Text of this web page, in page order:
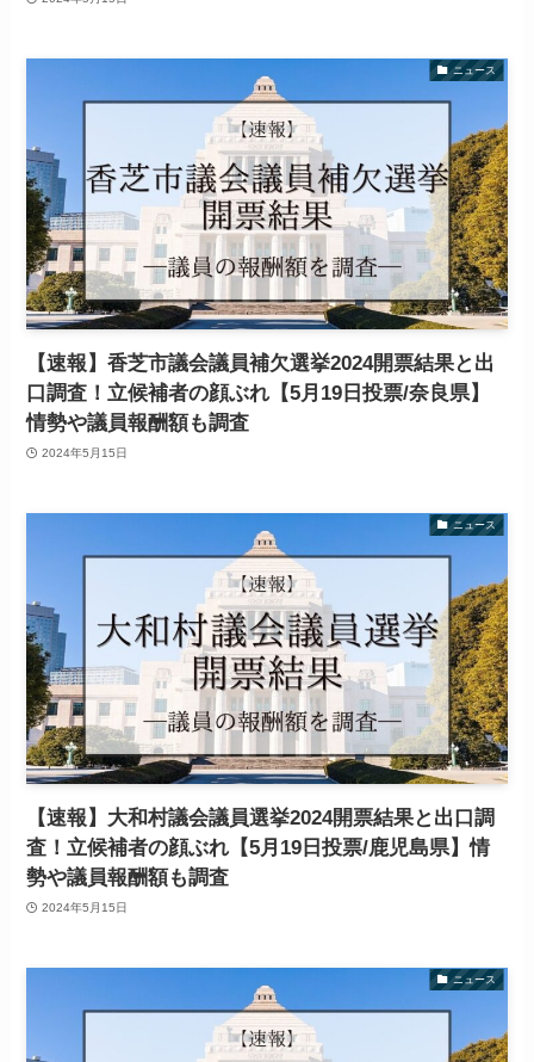
ニュース
【速報】香芝市議会議員補欠選挙2024開票結果と出
口調査！立候補者の顔ぶれ【5月19日投票/奈良県】
情勢や議員報酬額も調査
2024年5月15日
ニュース
【速報】大和村議会議員選挙2024開票結果と出口調
査！立候補者の顔ぶれ【5月19日投票/鹿児島県】情
勢や議員報酬額も調査
2024年5月15日
ニュース